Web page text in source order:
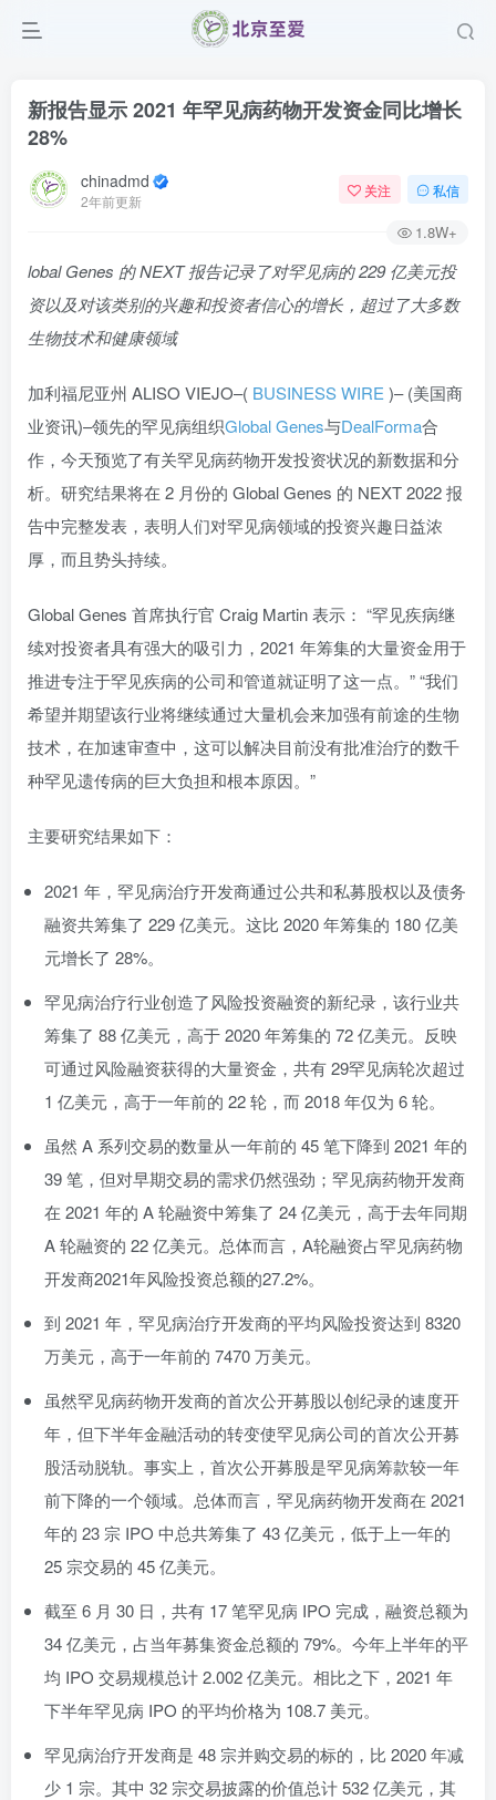
新报告显示 2021 年罕见病药物开发资金同比增长
28%
chinadmd
2年前更新
关注 私信
1.8W+
lobal Genes 的 NEXT 报告记录了对罕见病的 229 亿美元投
资以及对该类别的兴趣和投资者信心的增长，超过了大多数
生物技术和健康领域
加利福尼亚州 ALISO VIEJO–( BUSINESS WIRE )– (美国商
业资讯)–领先的罕见病组织Global Genes与DealForma合
作，今天预览了有关罕见病药物开发投资状况的新数据和分
析。研究结果将在 2 月份的 Global Genes 的 NEXT 2022 报
告中完整发表，表明人们对罕见病领域的投资兴趣日益浓
厚，而且势头持续。
Global Genes 首席执行官 Craig Martin 表示： “罕见疾病继
续对投资者具有强大的吸引力，2021 年筹集的大量资金用于
推进专注于罕见疾病的公司和管道就证明了这一点。” “我们
希望并期望该行业将继续通过大量机会来加强有前途的生物
技术，在加速审查中，这可以解决目前没有批准治疗的数千
种罕见遗传病的巨大负担和根本原因。”
主要研究结果如下：
2021 年，罕见病治疗开发商通过公共和私募股权以及债务
融资共筹集了 229 亿美元。这比 2020 年筹集的 180 亿美
元增长了 28%。
罕见病治疗行业创造了风险投资融资的新纪录，该行业共
筹集了 88 亿美元，高于 2020 年筹集的 72 亿美元。反映
可通过风险融资获得的大量资金，共有 29罕见病轮次超过
1 亿美元，高于一年前的 22 轮，而 2018 年仅为 6 轮。
虽然 A 系列交易的数量从一年前的 45 笔下降到 2021 年的
39 笔，但对早期交易的需求仍然强劲；罕见病药物开发商
在 2021 年的 A 轮融资中筹集了 24 亿美元，高于去年同期
A 轮融资的 22 亿美元。总体而言，A轮融资占罕见病药物
开发商2021年风险投资总额的27.2%。
到 2021 年，罕见病治疗开发商的平均风险投资达到 8320
万美元，高于一年前的 7470 万美元。
虽然罕见病药物开发商的首次公开募股以创纪录的速度开
年，但下半年金融活动的转变使罕见病公司的首次公开募
股活动脱轨。事实上，首次公开募股是罕见病筹款较一年
前下降的一个领域。总体而言，罕见病药物开发商在 2021
年的 23 宗 IPO 中总共筹集了 43 亿美元，低于上一年的
25 宗交易的 45 亿美元。
截至 6 月 30 日，共有 17 笔罕见病 IPO 完成，融资总额为
34 亿美元，占当年募集资金总额的 79%。今年上半年的平
均 IPO 交易规模总计 2.002 亿美元。相比之下，2021 年
下半年罕见病 IPO 的平均价格为 108.7 美元。
罕见病治疗开发商是 48 宗并购交易的标的，比 2020 年减
少 1 宗。其中 32 宗交易披露的价值总计 532 亿美元，其